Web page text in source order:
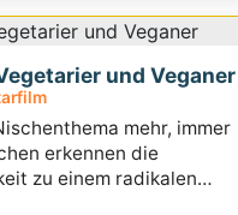
und Veganer
mehr, immer
erkennen die
zu einem radikalen